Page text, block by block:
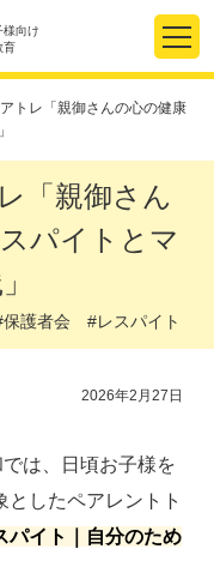
様向け
育
トレ「親御さんの心の健康
「親御さん
パイトとマ
護者会 #レスパイト
2026年2月27日
は、日頃お子様を
したペアレントト
パイト｜自分のため